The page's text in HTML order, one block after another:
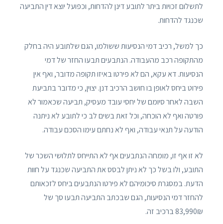
לתשלום זכויות ביתר לתובע דינן להדחות, וכפועל יוצא דין התביעה
שכנגד להדחות.
כך למשל, רכיב דמי הנסיעות ששולמו, הגם שלתובע היה בחלק
מהתקופה רכב מהעבודה. הנתבעים תבעו החזר של דמי
הנסיעות. דא עקא, הם לא פירטו באיזו תקופה מדובר, ואף אין
פירוט ביחס לאופן בו חושב הרכיב דנן. יצוין, כי מדובר בתביעת
השבה לאחר סיומם של יחסי עובד מעסיק, תביעה שכאמור לא
פורטה ואף לא הוכחה, וכל זאת בשים לב כי לתובע לא ניתנה
הודעה על תנאי עבודה, ואף לא נחתם עימו הסכם עבודה.
לא זו אף זו, מומחה הנתבעים אף לא התייחס לתלושי השכר של
התובע, ולו בשל כך לא ניתן לבסס את התביעה שכנגד על חוות
הדעת. במסגרת סיכומיהם לא פירטו הנתבעים ביחס לזכאותם
להחזר דמי הנסיעות, הגם שבכתב התביעה תבעו סך של
83,990₪ ברכיב זה.